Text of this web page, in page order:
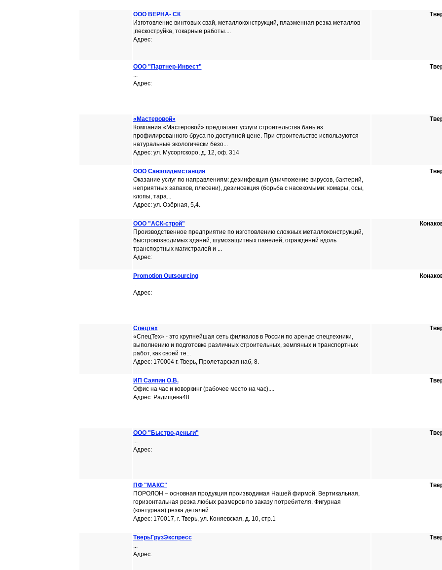
ООО ВЕРНА- СК
Изготовление винтовых свай, металлоконструкций, плазменная резка металлов
,пескоструйка, токарные работы....
Адрес:
ООО "Партнер-Инвест"
...
Адрес:
«Мастеровой»
Компания «Мастеровой» предлагает услуги строительства бань из
профилированного бруса по доступной цене. При строительстве используются
натуральные экологически безо...
Адрес: ул. Мусоргскоро, д. 12, оф. 314
ООО Санэпидемстанция
Оказание услуг по направлениям: дезинфекция (уничтожение вирусов, бактерий,
неприятных запахов, плесени), дезинсекция (борьба с насекомыми: комары, осы,
клопы, тара...
Адрес: ул. Озёрная, 5,4.
ООО "АСК-строй"
Производственное предприятие по изготовлению сложных металлоконструкций,
быстровозводимых зданий, шумозащитных панелей, ограждений вдоль
транспортных магистралей и ...
Адрес:
Promotion Outsourcing
...
Адрес:
Cпецтех
«СпецТех» - это крупнейшая сеть филиалов в России по аренде спецтехники,
выполнению и подготовке различных строительных, земляных и транспортных
работ, как своей те...
Адрес: 170004 г. Тверь, Пролетарская наб, 8.
ИП Саяпин О.В.
Офис на час и коворкинг (рабочее место на час)....
Адрес: Радищева48
ООО "Быстро-деньги"
...
Адрес:
ПФ "МАКС"
ПОРОЛОН – основная продукция производимая Нашей фирмой. Вертикальная,
горизонтальная резка любых размеров по заказу потребителя. Фигурная
(контурная) резка деталей ...
Адрес: 170017, г. Тверь, ул. Коняевская, д. 10, стр.1
ТверьГрузЭкспресс
...
Адрес: